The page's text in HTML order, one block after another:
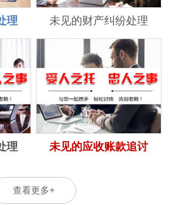
理 未见的财产纠纷处理
理 未见的应收账款追讨
查看更多+